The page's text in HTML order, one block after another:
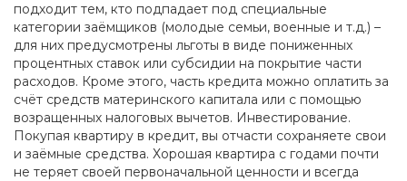
подходит тем, кто подпадает под специальные
категории заёмщиков (молодые семьи, военные и т.д.) –
для них предусмотрены льготы в виде пониженных
процентных ставок или субсидии на покрытие части
расходов. Кроме этого, часть кредита можно оплатить за
счёт средств материнского капитала или с помощью
возращенных налоговых вычетов. Инвестирование.
Покупая квартиру в кредит, вы отчасти сохраняете свои
и заёмные средства. Хорошая квартира с годами почти
не теряет своей первоначальной ценности и всегда